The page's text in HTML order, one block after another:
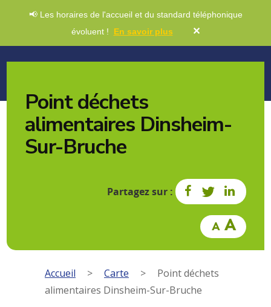
📢 Les horaires de l'accueil et du standard téléphonique
évoluent ! En savoir plus ✕
Point déchets
alimentaires Dinsheim-
Sur-Bruche
Partagez sur :
Accueil > Carte >
Point déchets
alimentaires Dinsheim-Sur-Bruche